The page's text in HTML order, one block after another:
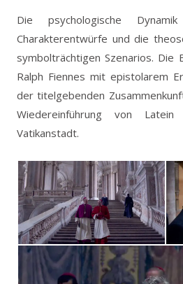
Die psychologische
Charakterentwürfe und die
symbolträchtigen Szenarios. Die
Ralph Fiennes mit epistolarem
der titelgebenden
Wiedereinführung von
Vatikanstadt.